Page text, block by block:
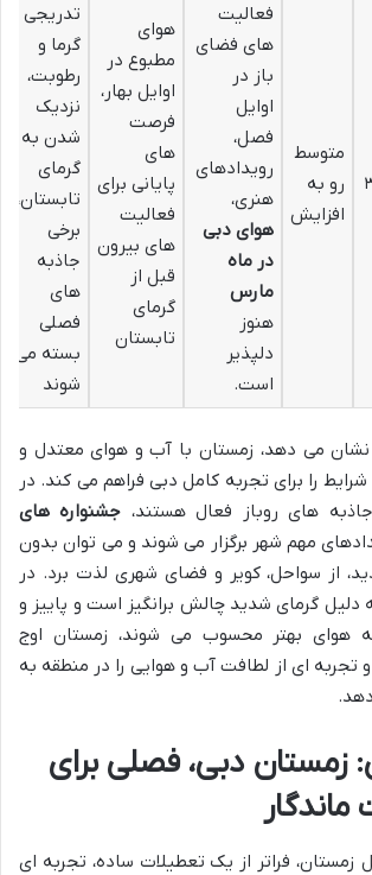
متوسط
رو به
افزایش
فعالیت
های فضای
باز در
اوایل
فصل،
رویدادهای
هنری،
هوای دبی
در ماه
مارس
هنوز
دلپذیر
است.
هوای
مطبوع در
اوایل بهار،
فرصت
های
پایانی برای
فعالیت
های بیرون
قبل از
گرمای
تابستان
تدریجی
گرما و
رطوبت،
نزدیک
شدن به
گرمای
تابستان،
برخی
جاذبه
های
فصلی
بسته می
شوند
می دهد، زمستان با آب و هوای معتدل و
شرایط را برای تجربه کامل دبی فراهم می کند. در
های روباز فعال هستند، جشنواره های
مهم شهر برگزار می شوند و می توان بدون
از سواحل، کویر و فضای شهری لذت برد. در
دلیل گرمای شدید چالش برانگیز است و پاییز و
هوای بهتر محسوب می شوند، زمستان اوج
ای از لطافت آب و هوایی را در منطقه به
زمستان دبی، فصلی برای
فراتر از یک تعطیلات ساده، تجربه ای